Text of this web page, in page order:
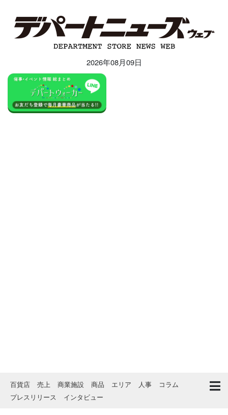
2026年08月09日
百貨店 売上 商業施設 商品 エリア 人事
コラム
プレスリリース
インタビュー